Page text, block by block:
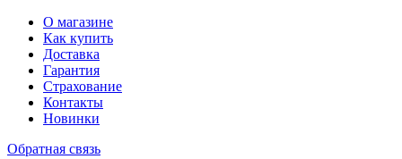
О магазине
Как купить
Доставка
Гарантия
Страхование
Контакты
Новинки
Обратная связь